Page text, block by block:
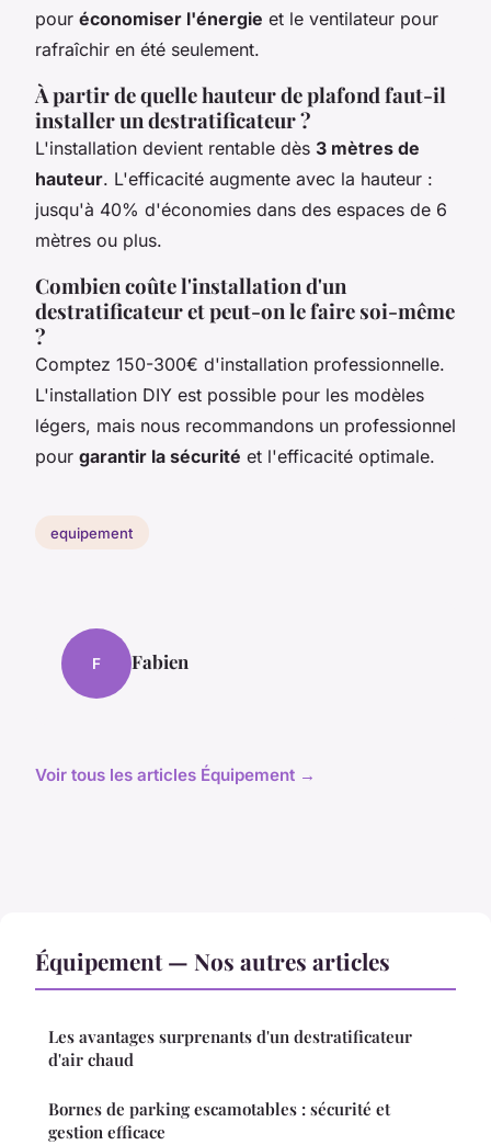
pour économiser l'énergie et le ventilateur pour
rafraîchir en été seulement.
À partir de quelle hauteur de plafond faut-il
installer un destratificateur ?
L'installation devient rentable dès 3 mètres de
hauteur. L'efficacité augmente avec la hauteur :
jusqu'à 40% d'économies dans des espaces de 6
mètres ou plus.
Combien coûte l'installation d'un
destratificateur et peut-on le faire soi-même
?
Comptez 150-300€ d'installation professionnelle.
L'installation DIY est possible pour les modèles
légers, mais nous recommandons un professionnel
pour garantir la sécurité et l'efficacité optimale.
equipement
F Fabien
Voir tous les articles Équipement →
Équipement — Nos autres articles
Les avantages surprenants d'un destratificateur
d'air chaud
Bornes de parking escamotables : sécurité et
gestion efficace